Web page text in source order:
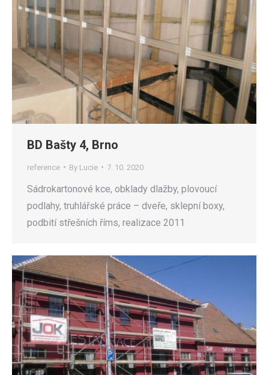
BD Bašty 4, Brno
reference By Lucie 7. 10. 2020
Sádrokartonové kce, obklady dlažby, plovoucí
podlahy, truhlářské práce – dveře, sklepní boxy,
podbití střešních říms, realizace 2011